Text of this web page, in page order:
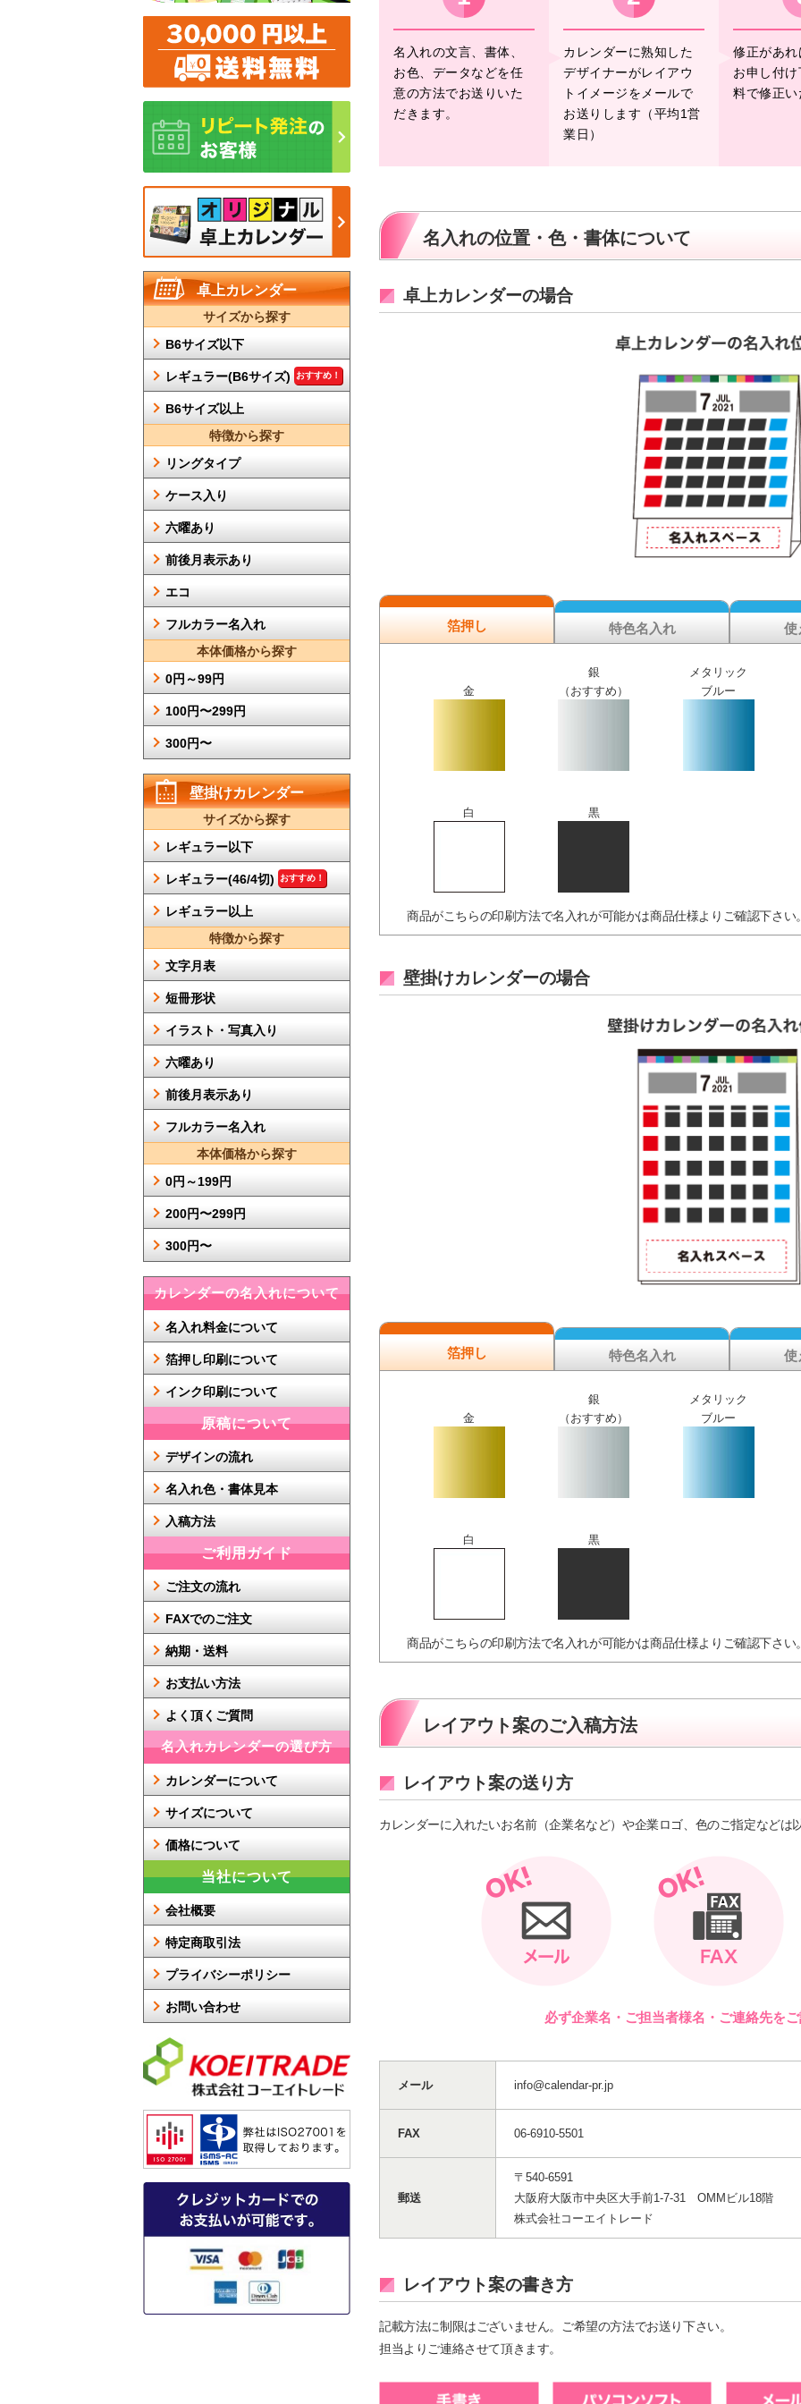
名入れの文言、書体、
お色、データなどを任
意の方法でお送りいた
だきます。
カレンダーに熟知した
デザイナーがレイアウ
トイメージをメールで
お送りします（平均1営
業日）
修正があ
お申し付
料で修正
名入れの位置・色・書体について
卓上カレンダーの場合
箔押し 特色名入れ 使
金
銀
（おすすめ）
メタリック
ブルー
白 黒
商品がこちらの印刷方法で名入れが可能かは商品仕様よりご確認下さい
壁掛けカレンダーの場合
箔押し 特色名入れ 使
金
銀
（おすすめ）
メタリック
ブルー
白 黒
商品がこちらの印刷方法で名入れが可能かは商品仕様よりご確認下さい
レイアウト案のご入稿方法
レイアウト案の送り方
カレンダーに入れたいお名前（企業名など）や企業ロゴ、色のご指定などは
必ず企業名・ご担当者様名・ご連絡先を
メール info@calendar-pr.jp
FAX 06-6910-5501
郵送
〒540-6591
大阪府大阪市中央区大手前1-7-31 OMMビル18階
株式会社コーエイトレード
レイアウト案の書き方
記載方法に制限はございません。ご希望の方法でお送り下さい。
担当よりご連絡させて頂きます。
卓上カレンダー
サイズから探す
B6サイズ以下
レギュラー(B6サイズ) おすすめ！
B6サイズ以上
特徴から探す
リングタイプ
ケース入り
六曜あり
前後月表示あり
エコ
フルカラー名入れ
本体価格から探す
0円～99円
100円〜299円
300円〜
壁掛けカレンダー
サイズから探す
レギュラー以下
レギュラー(46/4切) おすすめ！
レギュラー以上
特徴から探す
文字月表
短冊形状
イラスト・写真入り
六曜あり
前後月表示あり
フルカラー名入れ
本体価格から探す
0円～199円
200円〜299円
300円〜
カレンダーの名入れについて
名入れ料金について
箔押し印刷について
インク印刷について
原稿について
デザインの流れ
名入れ色・書体見本
入稿方法
ご利用ガイド
ご注文の流れ
FAXでのご注文
納期・送料
お支払い方法
よく頂くご質問
名入れカレンダーの選び方
カレンダーについて
サイズについて
価格について
当社について
会社概要
特定商取引法
プライバシーポリシー
お問い合わせ